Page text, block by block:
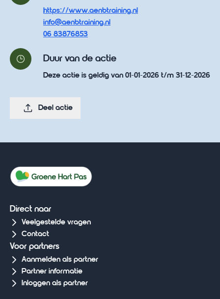
https://www.aenbtraining.nl
info@aenbtraining.nl
06 83876853
Duur van de actie
Deze actie is geldig van 01-01-2026 t/m 31-12-2026
Deel actie
Direct naar
Veelgestelde vragen
Contact
Voor partners
Aanmelden als partner
Partner informatie
Inloggen als partner